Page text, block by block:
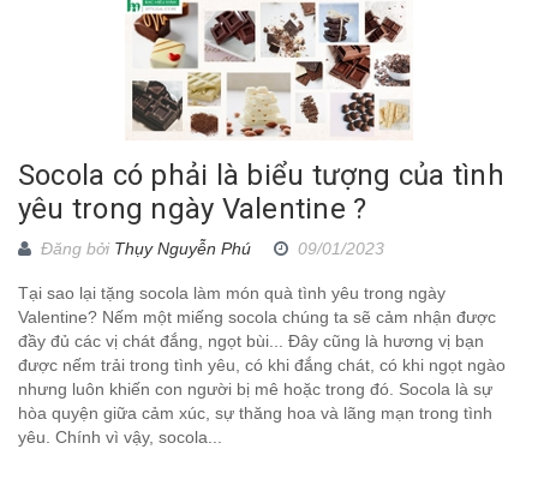
Socola có phải là biểu tượng của tình
yêu trong ngày Valentine ?
Đăng bởi Thụy Nguyễn Phú 09/01/2023
Tại sao lại tặng socola làm món quà tình yêu trong ngày
Valentine? Nếm một miếng socola chúng ta sẽ cảm nhận được
đầy đủ các vị chát đắng, ngọt bùi... Đây cũng là hương vị bạn
được nếm trải trong tình yêu, có khi đắng chát, có khi ngọt ngào
nhưng luôn khiến con người bị mê hoặc trong đó. Socola là sự
hòa quyện giữa cảm xúc, sự thăng hoa và lãng mạn trong tình
yêu. Chính vì vậy, socola...